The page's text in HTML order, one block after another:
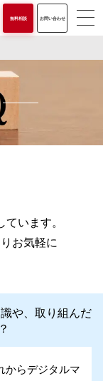
無料相談 お問い合わせ
います。
お気軽に
や、取り組んだ
からデジタルマ